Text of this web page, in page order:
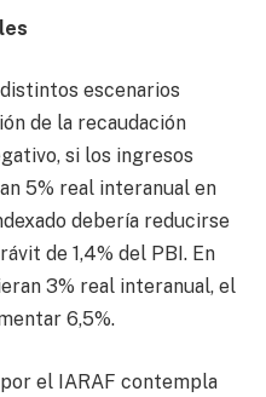
escenarios
de la recaudación
si los ingresos
5% real interanual en
debería reducirse
de 1,4% del PBI. En
3% real interanual, el
6,5%.
el IARAF contempla